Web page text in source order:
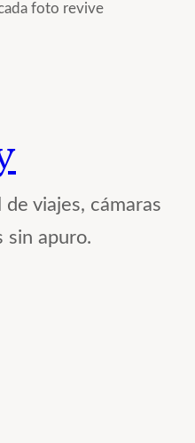
foto revive
viajes, cámaras
sin apuro.